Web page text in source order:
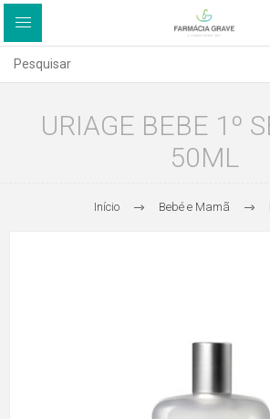
URIAGE BEBE 1º
50ML
Início Bebé e Mamã